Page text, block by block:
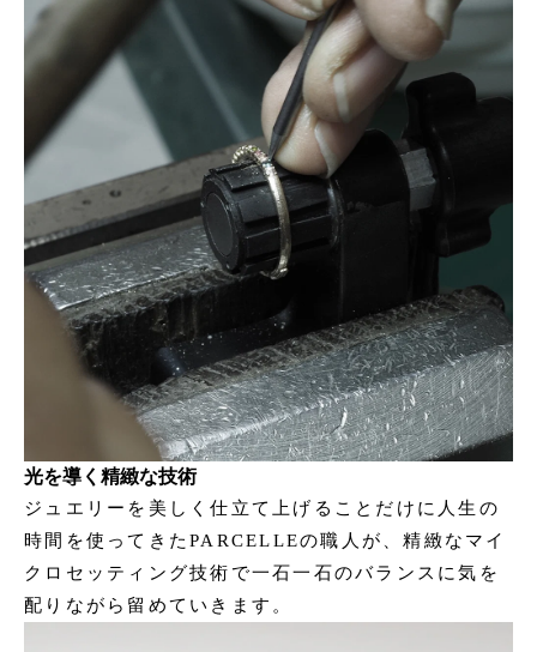
光を導く精緻な技術
ジュエリーを美しく仕立て上げることだけに人生の
時間を使ってきたPARCELLEの職人が、精緻なマイ
クロセッティング技術で一石一石のバランスに気を
配りながら留めていきます。